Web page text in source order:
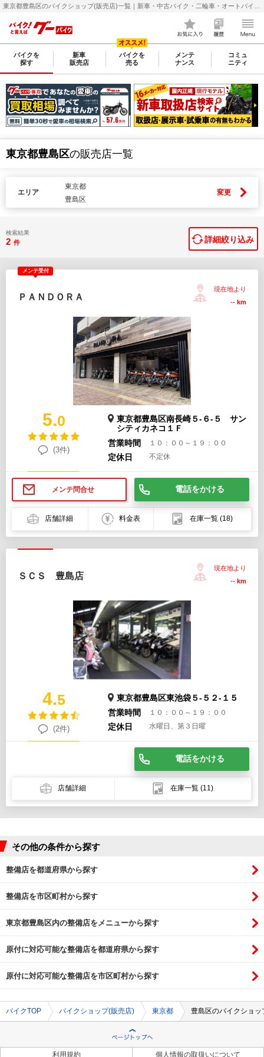
バイクを
探す
新車
販売店
バイクを
売る
メンテ
ナンス
コミュ
ニティ
東京都豊島区の販売店一覧
エリア
東京都
豊島区
変更
検索結果
2 件 詳細絞り込み
メンテ受付
ＰＡＮＤＯＲＡ
現在地より
-- km
5.0
(3件)
東京都豊島区南長崎５-６-５ サン
シティカネコ１Ｆ
営業時間
１０：００～１９：００
定休日 不定休
メンテ問合せ 電話をかける
店舗詳細 料金表 在庫一覧 (18)
ＳＣＳ 豊島店
現在地より
-- km
4.5
(2件)
東京都豊島区東池袋５-５２-１５
営業時間
１０：００～１９：００
定休日 水曜日、第３日曜
電話をかける
店舗詳細 在庫一覧 (11)
その他の条件から探す
整備店を都道府県から探す
整備店を市区町村から探す
東京都豊島区内の整備店をメニューから探す
原付に対応可能な整備店を都道府県から探す
原付に対応可能な整備店を市区町村から探す
バイクTOP バイクショップ(販売店) 東京都 豊島区のバイクショ
利用規約 個人情報の取扱いについて